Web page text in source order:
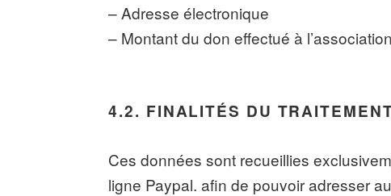
– Adresse électronique
– Montant du don effectué à l’association
4.2. FINALITÉS DU
Ces données sont recueillies
ligne Paypal. afin de pouvoir adresser